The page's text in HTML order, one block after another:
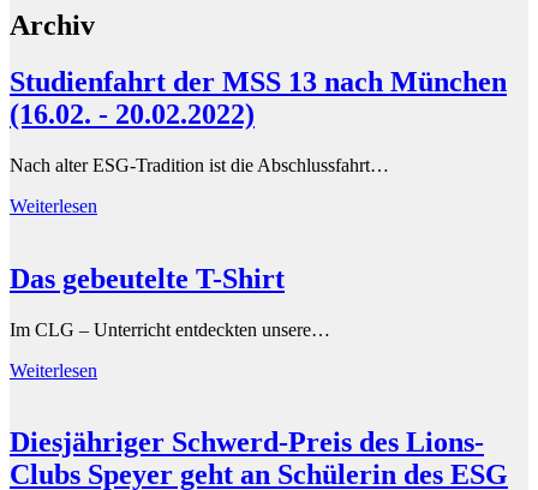
Archiv
Studienfahrt der MSS 13 nach München
(16.02. - 20.02.2022)
Nach alter ESG-Tradition ist die Abschlussfahrt…
Weiterlesen
Das gebeutelte T-Shirt
Im CLG – Unterricht entdeckten unsere…
Weiterlesen
Diesjähriger Schwerd-Preis des Lions-
Clubs Speyer geht an Schülerin des ESG